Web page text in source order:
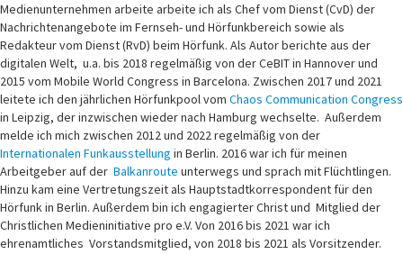
Medienunternehmen arbeite arbeite ich als Chef vom Dienst (CvD) der
Nachrichtenangebote im Fernseh- und Hörfunkbereich sowie als
Redakteur vom Dienst (RvD) beim Hörfunk. Als Autor berichte aus der
digitalen Welt, u.a. bis 2018 regelmäßig von der CeBIT in Hannover und
2015 vom Mobile World Congress in Barcelona. Zwischen 2017 und 2021
leitete ich den jährlichen Hörfunkpool vom Chaos Communication Congress
in Leipzig, der inzwischen wieder nach Hamburg wechselte. Außerdem
melde ich mich zwischen 2012 und 2022 regelmäßig von der
Internationalen Funkausstellung in Berlin. 2016 war ich für meinen
Arbeitgeber auf der Balkanroute unterwegs und sprach mit Flüchtlingen.
Hinzu kam eine Vertretungszeit als Hauptstadtkorrespondent für den
Hörfunk in Berlin. Außerdem bin ich engagierter Christ und Mitglied der
Christlichen Medieninitiative pro e.V. Von 2016 bis 2021 war ich
ehrenamtliches Vorstandsmitglied, von 2018 bis 2021 als Vorsitzender.